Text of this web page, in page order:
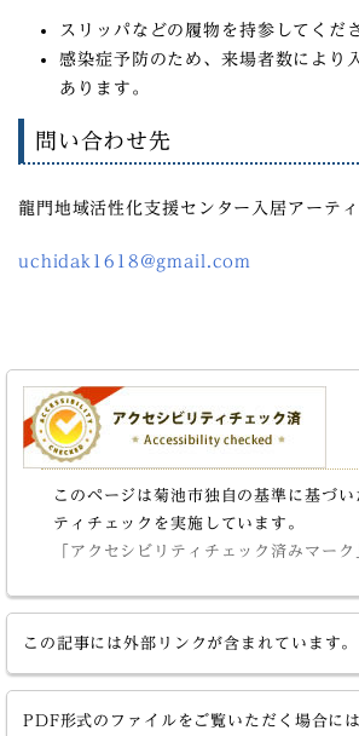
スリッパなどの履物を持参してくだ
感染症予防のため、来場者数により
あります。
問い合わせ先
龍門地域活性化支援センター入居アーテ
uchidak1618@gmail.com
このページは菊池市独自の基準に基づい
ティチェックを実施しています。
「アクセシビリティチェック済みマーク
この記事には外部リンクが含まれています。
PDF形式のファイルをご覧いただく場合に